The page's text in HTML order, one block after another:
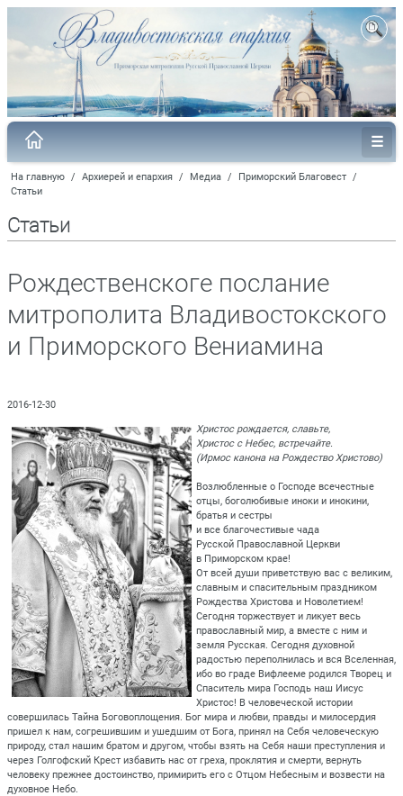
На главную / Архиерей и епархия / Медиа / Приморский Благовест /
Статьи
Статьи
Рождественскоге послание
митрополита Владивостокского
и Приморского Вениамина
2016-12-30
Христос рождается, славьте,
Христос с Небес, встречайте.
(Ирмос канона на Рождество Христово)
Возлюбленные о Господе всечестные
отцы, боголюбивые иноки и инокини,
братья и сестры
и все благочестивые чада
Русской Православной Церкви
в Приморском крае!
От всей души приветствую вас с великим,
славным и спасительным праздником
Рождества Христова и Новолетием!
Сегодня торжествует и ликует весь
православный мир, а вместе с ним и
земля Русская. Сегодня духовной
радостью переполнилась и вся Вселенная,
ибо во граде Вифлееме родился Творец и
Спаситель мира Господь наш Иисус
Христос! В человеческой истории
совершилась Тайна Боговоплощения. Бог мира и любви, правды и милосердия
пришел к нам, согрешившим и ушедшим от Бога, принял на Себя человеческую
природу, стал нашим братом и другом, чтобы взять на Себя наши преступления и
через Голгофский Крест избавить нас от греха, проклятия и смерти, вернуть
человеку прежнее достоинство, примирить его с Отцом Небесным и возвести на
духовное Небо.